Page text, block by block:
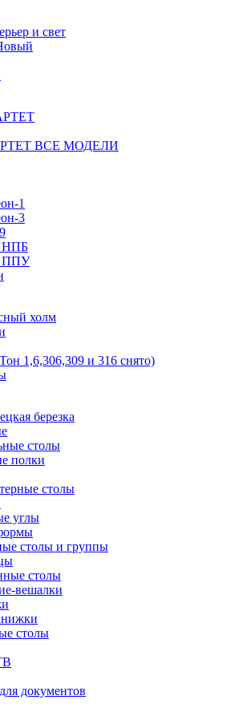
и свет
ВСЕ МОДЕЛИ
1
3
НПБ
ППУ
холм
1,6,306,309 и 316 снято)
березка
столы
полки
столы
углы
столы и группы
столы
вешалки
столы
документов